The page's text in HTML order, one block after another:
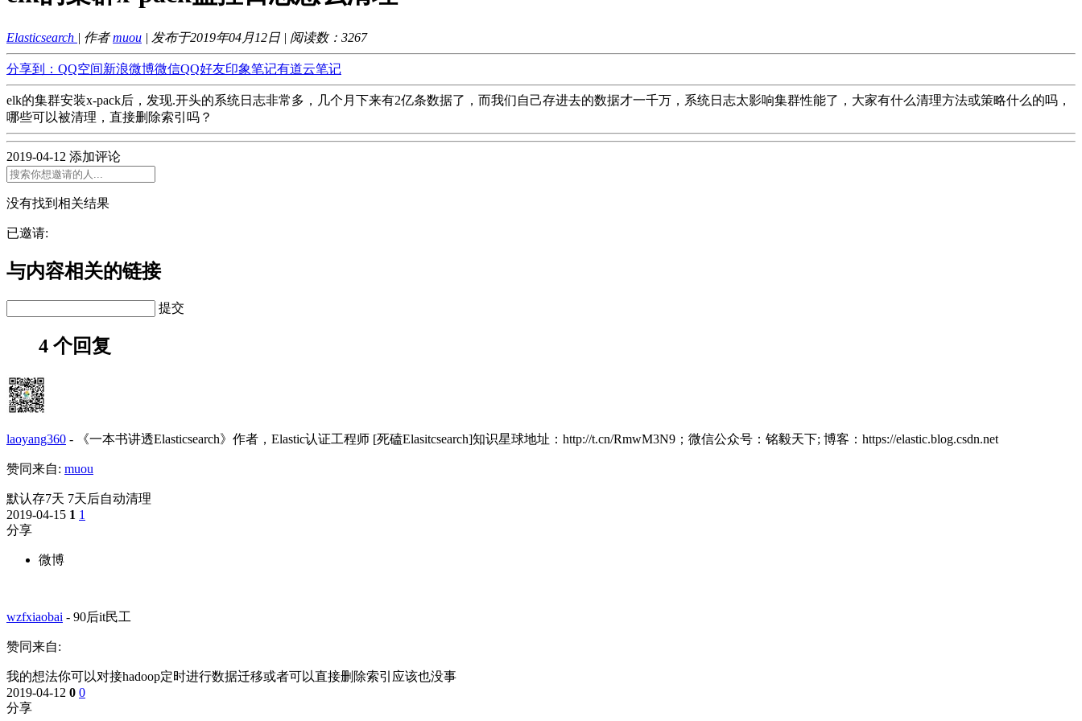
Elasticsearch | 作者muou | 发布于2019年04月12日 | 阅读数： 3267
分享到： QQ空间新浪微博微信QQ好友印象笔记有道云笔记
elk的集群安装x-pack后，发现.开头的系统日志非常多，几个月下来有2亿条数据了，而我们自己存进去的数据才一千万，系统日志太影响集群性能了，大家有什么清理方法或策略什么的吗，
哪些可以被清理，直接删除索引吗？
2019-04-12 添加评论
没有找到相关结果
已邀请:
与内容相关的链接
提交
4 个回复
laoyang360 - 《一本书讲透Elasticsearch》作者，Elastic认证工程师 [死磕Elasitcsearch]知识星球地址：http://t.cn/RmwM3N9；微信公众号：铭毅天下; 博客：https://elastic.blog.csdn.net
赞同来自: muou
默认存7天 7天后自动清理
2019-04-15 1 1
分享
微博
wzfxiaobai - 90后it民工
赞同来自:
我的想法你可以对接hadoop定时进行数据迁移或者可以直接删除索引应该也没事
2019-04-12 0 0
分享